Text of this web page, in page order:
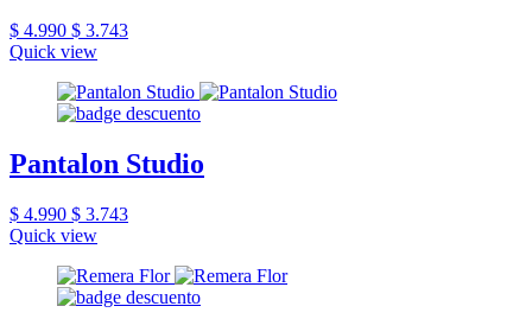
$ 4.990 $ 3.743
Quick view
Pantalon Studio
$ 4.990 $ 3.743
Quick view